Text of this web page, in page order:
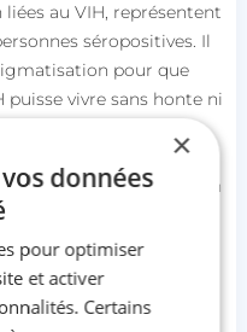
au VIH, représentent
séropositives. Il
pour que
vivre sans honte ni
l'importance
sein de notre société. En
les préjugés et en
cette journée
et mieux
×
données
pour optimiser
et activer
Certains